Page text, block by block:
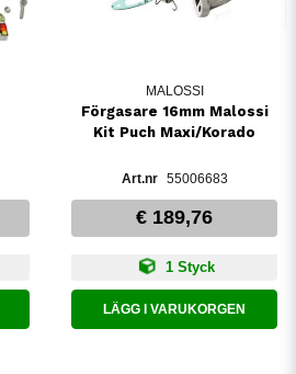
MALOSSI
Förgasare 16mm Malossi
Kit Puch Maxi/Korado
55006683
€ 189,76
1 Styck
LÄGG I VARUKORGEN